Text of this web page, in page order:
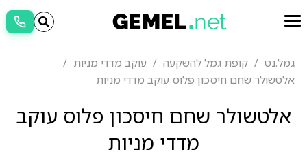
גמל.נט קופת גמל להשקעה
עוקב מדדי מניות
אלטשולר שחם חיסכון פלוס עוקב מדדי מניות
אלטשולר שחם חיסכון פלוס עוקב
מדדי מניות